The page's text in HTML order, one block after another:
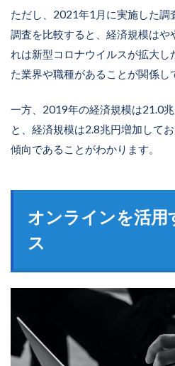
ただし、2021年1月に実施した
調査を比較すると、経済規模はや
れは新型コロナウイルスが拡大し
た業界や職種があることが関係し
一方、2019年の経済規模は21.0
と、経済規模は2.8兆円増加して
傾向であることがわかります。
オンラインを活用
ス